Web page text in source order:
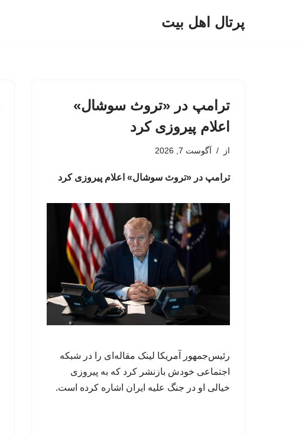
پرتال اهل بیت
ترامپ در «تروث سوشال»
اعلام پیروزی کرد
از آگوست 7, 2026
ترامپ در «تروث سوشال» اعلام پیروزی کرد
رئیس‌جمهور آمریکا لینک مقاله‌ای را در شبکه
اجتماعی خودش بازنشر کرد که به پیروزی
خیالی او در جنگ علیه ایران اشاره کرده است.